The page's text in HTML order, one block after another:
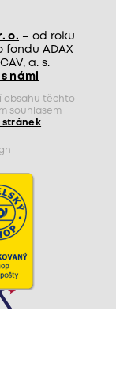
o. – od roku
fondu ADAX
a. s.
námi
obsahu těchto
souhlasem
stránek